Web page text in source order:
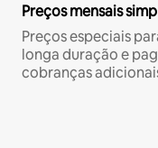
Preços mensais
Preços especiais
longa duração e
cobranças